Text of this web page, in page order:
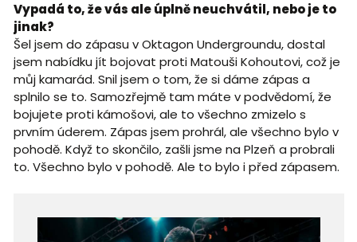
Vypadá to, že vás ale úplně neuchvátil, nebo je to
jinak?
Šel jsem do zápasu v Oktagon Undergroundu, dostal
jsem nabídku jít bojovat proti Matouši Kohoutovi, což je
můj kamarád. Snil jsem o tom, že si dáme zápas a
splnilo se to. Samozřejmě tam máte v podvědomí, že
bojujete proti kámošovi, ale to všechno zmizelo s
prvním úderem. Zápas jsem prohrál, ale všechno bylo v
pohodě. Když to skončilo, zašli jsme na Plzeň a probrali
to. Všechno bylo v pohodě. Ale to bylo i před zápasem.